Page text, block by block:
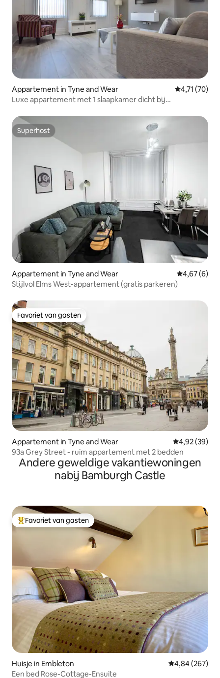
Appartement in Tyne and Wear Gemiddelde
4,71 (70)
Luxe appartement met 1 slaapkamer dicht bij
Superhost
Superhost
Appartement in Tyne and Wear Gemiddelde
4,67 (6)
Stijlvol Elms West-appartement (gratis parkeren)
Favoriet van gasten
Favoriet van gasten
Appartement in Tyne and Wear Gemiddelde
4,92 (39)
93a Grey Street - ruim appartement met 2 bedden
Andere geweldige vakantiewoningen
nabij Bamburgh Castle
Topfavoriet van gasten
Favoriet van gasten
Huisje in Embleton Gemiddelde
4,84 (267)
Een bed Rose-Cottage-Ensuite